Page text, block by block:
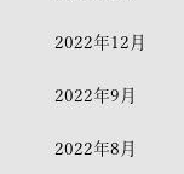
2022年12月
2022年9月
2022年8月